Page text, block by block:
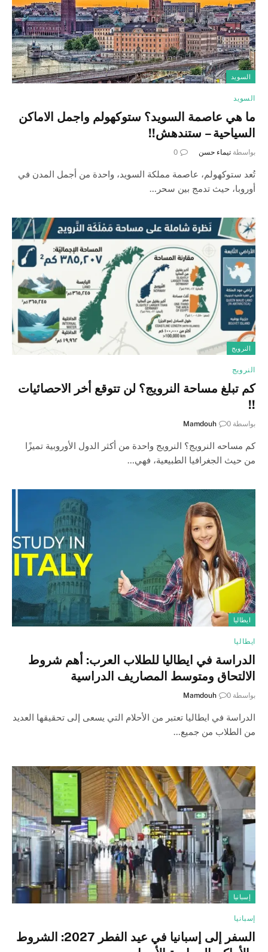
السويد
السويد
ما هي عاصمة السويد؟ ستوكهولم واجمل الاماكن
السياحية – ستندهش!!
بواسطة تيماء حسن 0
تُعد ستوكهولم، عاصمة مملكة السويد، واحدة من أجمل المدن في
أوروبا، حيث تدمج بين سحر…
النرويج
النرويج
كم تبلغ مساحة النرويج؟ لن تتوقع أخر الاحصائيات
!!
بواسطة Mamdouh 0
كم مساحه النرويج؟ النرويج واحدة من أكثر الدول الأوروبية تميزًا
من حيث الجغرافيا الطبيعية، فهي…
ايطاليا
ايطاليا
الدراسة في ايطاليا للطلاب العرب: أهم شروط
الالتحاق ومتوسط المصاريف الدراسية
بواسطة Mamdouh 0
الدراسة في ايطاليا تعتبر من الأحلام التي يسعى إلى تحقيقها العديد
من الطلاب من جميع…
إسبانيا
إسبانيا
السفر إلى إسبانيا في عيد الفطر 2027: الشروط